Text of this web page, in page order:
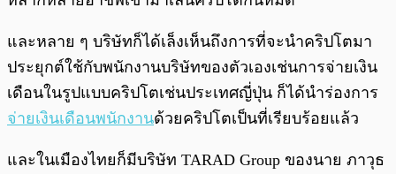
และหลาย ๆ บริษัทก็ได้เล็งเห็นถึงการที่จะนำคริปโตมา
ประยุกต์ใช้กับพนักงานบริษัทของตัวเองเช่นการจ่ายเงิน
เดือนในรูปแบบคริปโตเช่นประเทศญี่ปุ่น ก็ได้นำร่องการ
จ่ายเงินเดือนพนักงานด้วยคริปโตเป็นที่เรียบร้อยแล้ว
และในเมืองไทยก็มีบริษัท TARAD Group ของนาย ภาวุธ